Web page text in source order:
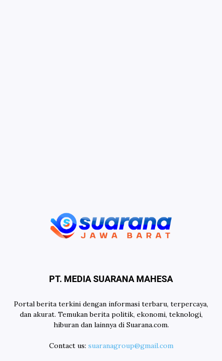
PT. MEDIA SUARANA MAHESA
Portal berita terkini dengan informasi terbaru, terpercaya,
dan akurat. Temukan berita politik, ekonomi, teknologi,
hiburan dan lainnya di Suarana.com.
Contact us: suaranagroup@gmail.com